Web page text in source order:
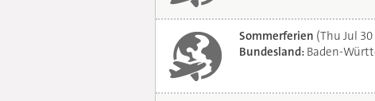
Sommerferien (Thu Jul 30
Bundesland: Baden-